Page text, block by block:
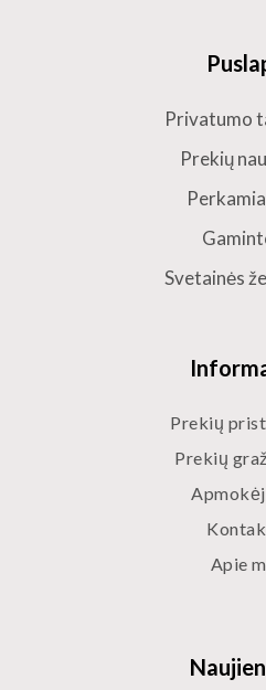
Prekių
Prekių
Apie
Privatumo
Prekių
Svetainės